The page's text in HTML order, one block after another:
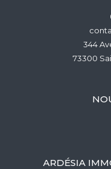
344
73300
ARDÉSIA